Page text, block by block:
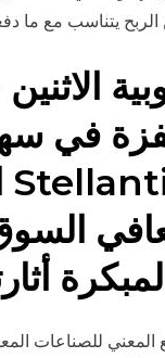
قفزة في
للصناعات